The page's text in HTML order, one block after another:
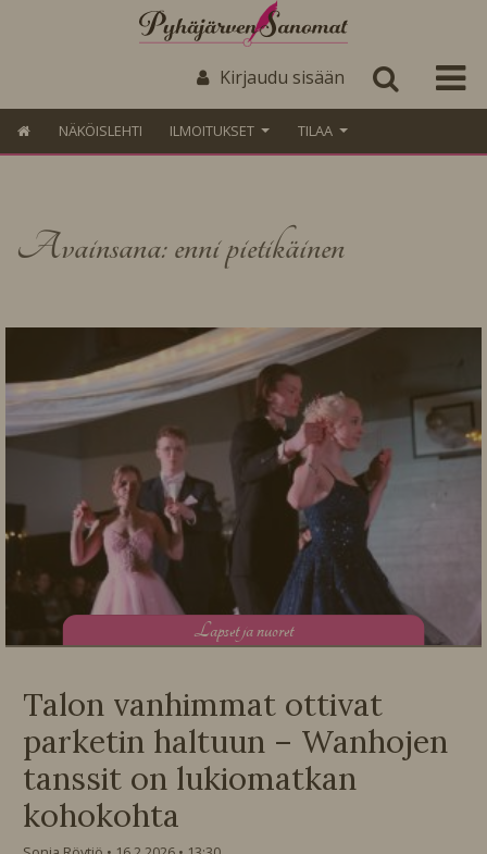
Kirjaudu sisään
NÄKÖISLEHTI ILMOITUKSET TILAA
Avainsana: enni pietikäinen
Lapset ja nuoret
Talon vanhimmat ottivat
parketin haltuun – Wanhojen
tanssit on lukiomatkan
kohokohta